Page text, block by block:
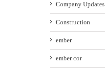
Company Updates
Construction
ember
ember cor